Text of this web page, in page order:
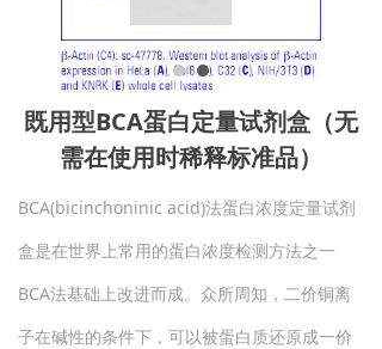
既用型BCA蛋白定量试剂盒（无
需在使用时稀释标准品）
BCA(bicinchoninic acid)法蛋白浓度定量试剂
盒是在世界上常用的蛋白浓度检测方法之一
BCA法基础上改进而成。众所周知，二价铜离
子在碱性的条件下，可以被蛋白质还原成一价